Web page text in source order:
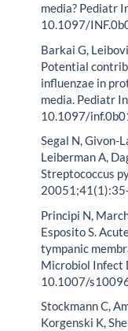
media? Pediatr
10.1097/
Barkai G,
Potential
influenzae in
media. Pediatr
10.1097/
Segal N, Givon-
Leiberman A,
Streptococcus
Principi N,
Esposito S.
tympanic
Microbiol Infect
10.1007/
Stockmann C,
Korgenski K,